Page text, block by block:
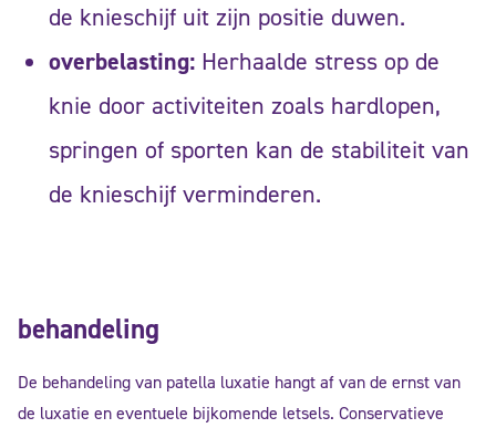
de knieschijf uit zijn positie duwen.
overbelasting: Herhaalde stress op de
knie door activiteiten zoals hardlopen,
springen of sporten kan de stabiliteit van
de knieschijf verminderen.
behandeling
De behandeling van patella luxatie hangt af van de ernst van
de luxatie en eventuele bijkomende letsels. Conservatieve